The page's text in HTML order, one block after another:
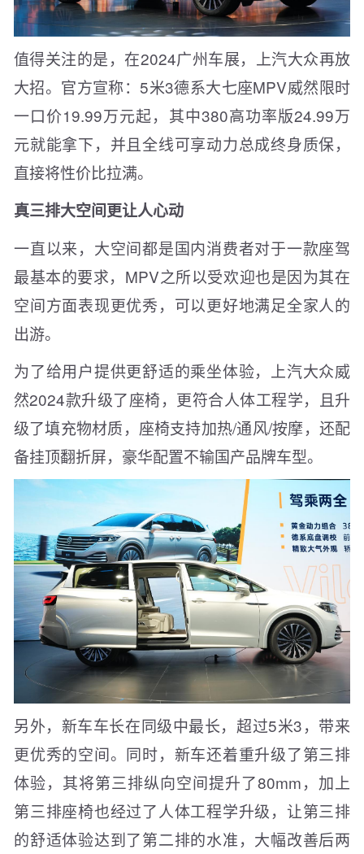
值得关注的是，在2024广州车展，上汽大众再放
大招。官方宣称：5米3德系大七座MPV威然限时
一口价19.99万元起，其中380高功率版24.99万
元就能拿下，并且全线可享动力总成终身质保，
直接将性价比拉满。
真三排大空间更让人心动
一直以来，大空间都是国内消费者对于一款座驾
最基本的要求，MPV之所以受欢迎也是因为其在
空间方面表现更优秀，可以更好地满足全家人的
出游。
为了给用户提供更舒适的乘坐体验，上汽大众威
然2024款升级了座椅，更符合人体工程学，且升
级了填充物材质，座椅支持加热/通风/按摩，还配
备挂顶翻折屏，豪华配置不输国产品牌车型。
另外，新车车长在同级中最长，超过5米3，带来
更优秀的空间。同时，新车还着重升级了第三排
体验，其将第三排纵向空间提升了80mm，加上
第三排座椅也经过了人体工程学升级，让第三排
的舒适体验达到了第二排的水准，大幅改善后两